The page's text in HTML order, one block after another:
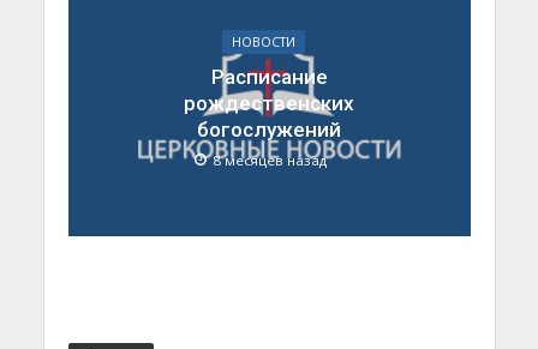
НОВОСТИ
Расписание
рождественских
богослужений
8 месяцев назад